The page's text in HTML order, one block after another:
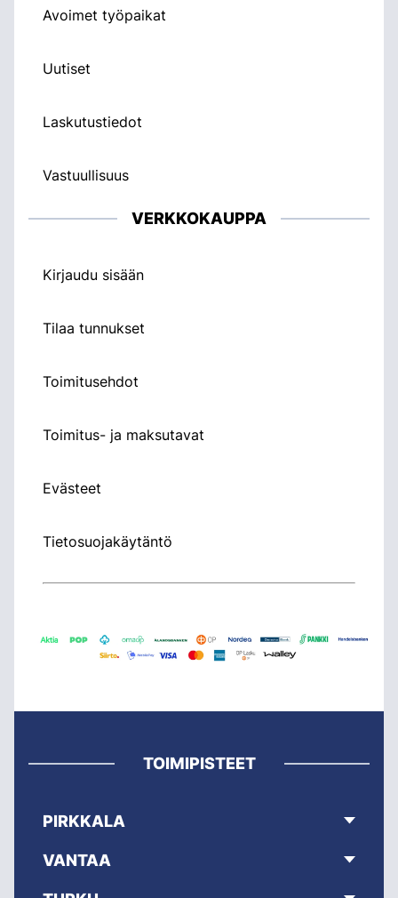
Avoimet työpaikat
Uutiset
Laskutustiedot
Vastuullisuus
VERKKOKAUPPA
Kirjaudu sisään
Tilaa tunnukset
Toimitusehdot
Toimitus- ja maksutavat
Evästeet
Tietosuojakäytäntö
TOIMIPISTEET
PIRKKALA
VANTAA